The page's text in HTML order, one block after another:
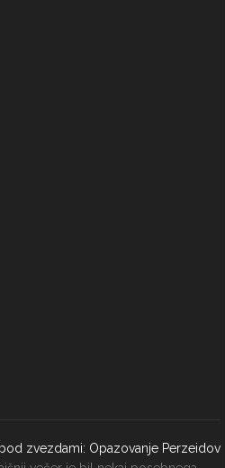
zvezdami: Opazovanje Perzeidov